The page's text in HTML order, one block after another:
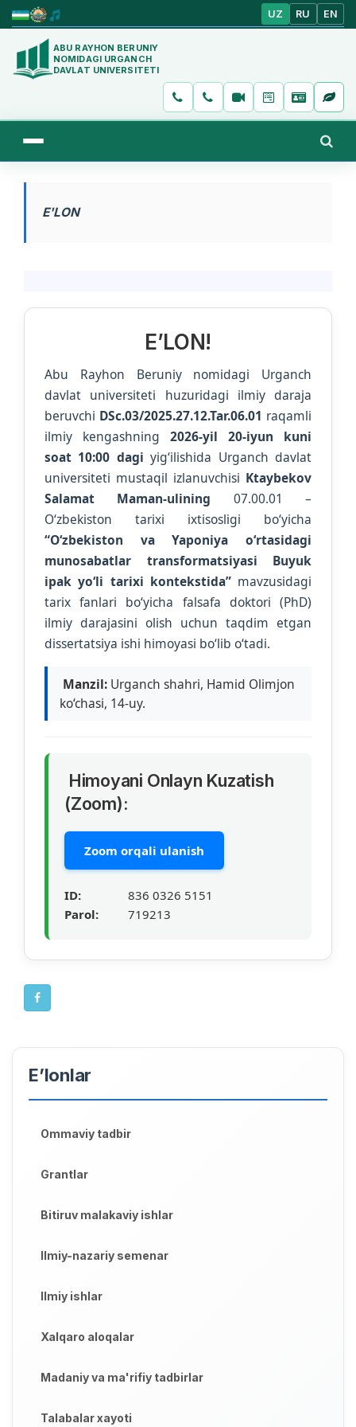
UZ RU EN
ABU RAYHON BERUNIY
NOMIDAGI URGANCH
DAVLAT UNIVERSITETI
E'LON
E’LON!
Abu Rayhon Beruniy nomidagi Urganch
davlat universiteti huzuridagi ilmiy daraja
beruvchi DSc.03/2025.27.12.Tar.06.01 raqamli
ilmiy kengashning 2026-yil 20-iyun kuni
soat 10:00 dagi yig‘ilishida Urganch davlat
universiteti mustaqil izlanuvchisi Ktaybekov
Salamat Maman-ulining 07.00.01 –
O‘zbekiston tarixi ixtisosligi bo‘yicha
“O‘zbekiston va Yaponiya o‘rtasidagi
munosabatlar transformatsiyasi Buyuk
ipak yo‘li tarixi kontekstida”mavzusidagi
tarix fanlari bo‘yicha falsafa doktori (PhD)
ilmiy darajasini olish uchun taqdim etgan
dissertatsiya ishi himoyasi bo‘lib o‘tadi.
Manzil: Urganch shahri, Hamid Olimjon
ko‘chasi, 14-uy.
Himoyani Onlayn Kuzatish
(Zoom):
Zoom orqali ulanish
ID:
836 0326 5151
Parol:
719213
E’lonlar
Ommaviy tadbir
Grantlar
Bitiruv malakaviy ishlar
Ilmiy-nazariy semenar
Ilmiy ishlar
Xalqaro aloqalar
Madaniy va ma'rifiy tadbirlar
Talabalar xayoti